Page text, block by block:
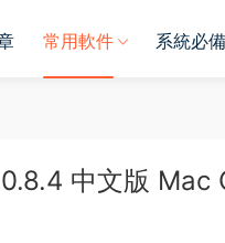
常用軟件 系統必備
中文版 Mac